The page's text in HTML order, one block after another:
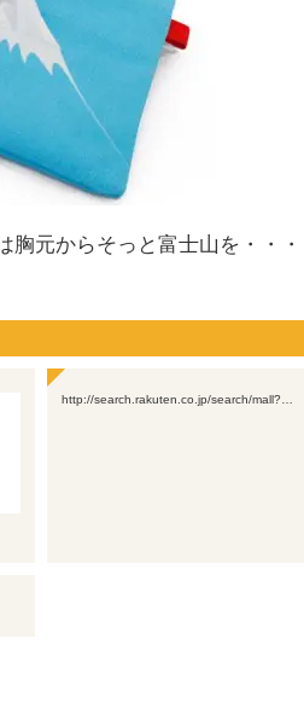
元からそっと富士山を・・・
http://search.rakuten.co.jp/search/mall?…